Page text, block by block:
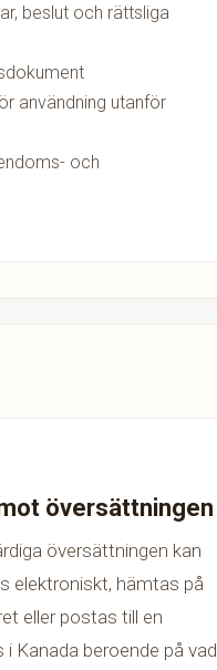
beslut och rättsliga
användning utanför
och
översättningen
översättningen kan
elektroniskt, hämtas på
eller postas till en
i Kanada beroende på vad